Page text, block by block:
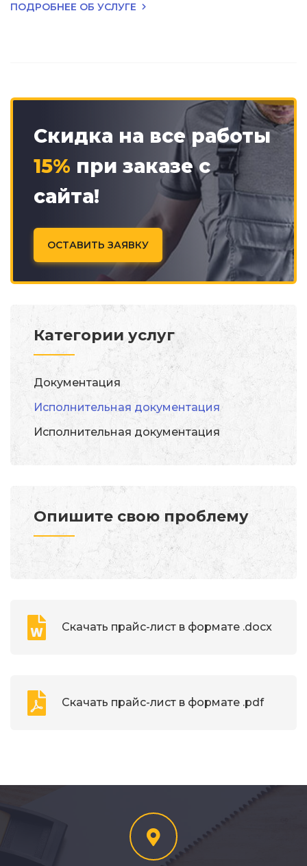
ПОДРОБНЕЕ ОБ УСЛУГЕ
Скидка на все работы
15% при заказе с
сайта!
ОСТАВИТЬ ЗАЯВКУ
Категории услуг
Документация
Исполнительная документация
Исполнительная документация
Опишите свою проблему
Скачать прайс-лист в формате .docx
Скачать прайс-лист в формате .pdf